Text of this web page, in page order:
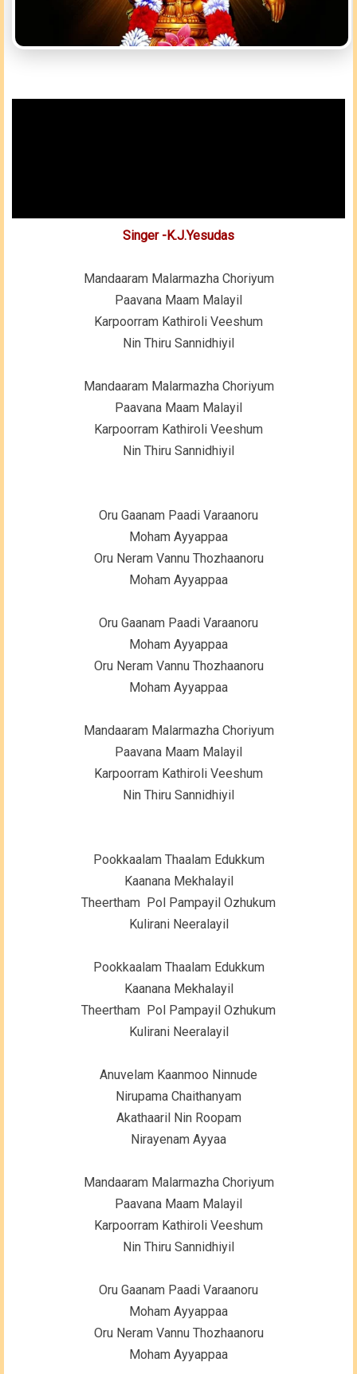
Singer -K.J.Yesudas
Mandaaram Malarmazha Choriyum
Paavana Maam Malayil
Karpoorram Kathiroli Veeshum
Nin Thiru Sannidhiyil
Mandaaram Malarmazha Choriyum
Paavana Maam Malayil
Karpoorram Kathiroli Veeshum
Nin Thiru Sannidhiyil
Oru Gaanam Paadi Varaanoru
Moham Ayyappaa
Oru Neram Vannu Thozhaanoru
Moham Ayyappaa
Oru Gaanam Paadi Varaanoru
Moham Ayyappaa
Oru Neram Vannu Thozhaanoru
Moham Ayyappaa
Mandaaram Malarmazha Choriyum
Paavana Maam Malayil
Karpoorram Kathiroli Veeshum
Nin Thiru Sannidhiyil
Pookkaalam Thaalam Edukkum
Kaanana Mekhalayil
Theertham Pol Pampayil Ozhukum
Kulirani Neeralayil
Pookkaalam Thaalam Edukkum
Kaanana Mekhalayil
Theertham Pol Pampayil Ozhukum
Kulirani Neeralayil
Anuvelam Kaanmoo Ninnude
Nirupama Chaithanyam
Akathaaril Nin Roopam
Nirayenam Ayyaa
Mandaaram Malarmazha Choriyum
Paavana Maam Malayil
Karpoorram Kathiroli Veeshum
Nin Thiru Sannidhiyil
Oru Gaanam Paadi Varaanoru
Moham Ayyappaa
Oru Neram Vannu Thozhaanoru
Moham Ayyappaa